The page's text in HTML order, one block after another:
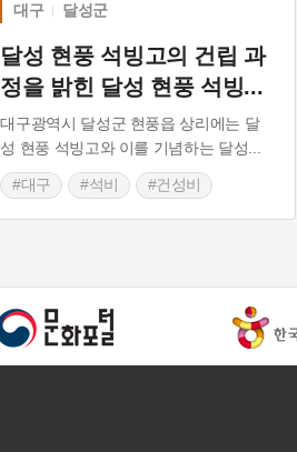
대구
달성군
달성 현풍 석빙고의 건립 과
정을 밝힌 달성 현풍 석빙...
대구광역시 달성군 현풍읍 상리에는 달
성 현풍 석빙고와 이를 기념하는 달성
#대구 #석비 #건성비